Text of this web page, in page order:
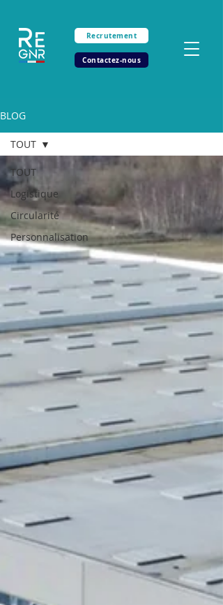
Recrutement
Contactez-nous
BLOG
TOUT
Logistique
Circularité
Personnalisation
TOUT